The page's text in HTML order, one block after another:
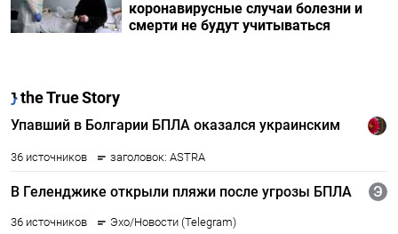
коронавирусные случаи болезни и
смерти не будут учитываться